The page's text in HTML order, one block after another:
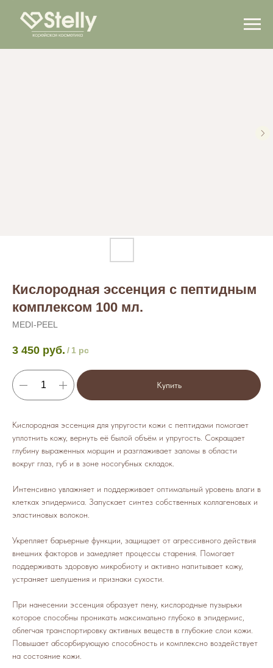
Кислородная эссенция с пептидным
комплексом 100 мл.
MEDI-PEEL
3 450 руб. / 1 pc
Купить
Кислородная эссенция для упругости кожи с пептидами помогает
уплотнить кожу, вернуть её былой объём и упругость. Сокращает
глубину выраженных морщин и разглаживает заломы в области
вокруг глаз, губ и в зоне носогубных складок.
Интенсивно увлажняет и поддерживает оптимальный уровень влаги в
клетках эпидермиса. Запускает синтез собственных коллагеновых и
эластиновых волокон.
Укрепляет барьерные функции, защищает от агрессивного действия
внешних факторов и замедляет процессы старения. Помогает
поддерживать здоровую микробиоту и активно напитывает кожу,
устраняет шелушения и признаки сухости.
При нанесении эссенция образует пену, кислородные пузырьки
которое способны проникать максимально глубоко в эпидермис,
облегчая транспортировку активных веществ в глубокие слои кожи.
Повышает абсорбирующую способность и комплексно воздействует
на состояние кожи.